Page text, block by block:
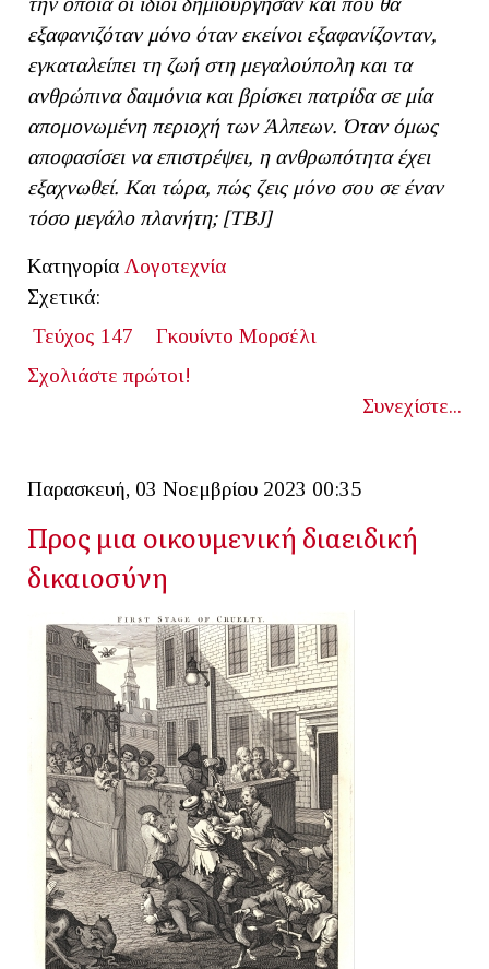
εξαφανιζόταν μόνο όταν εκείνοι εξαφανίζονταν,
εγκαταλείπει τη ζωή στη μεγαλούπολη και τα
ανθρώπινα δαιμόνια και βρίσκει πατρίδα σε μία
απομονωμένη περιοχή των Άλπεων. Όταν όμως
αποφασίσει να επιστρέψει, η ανθρωπότητα έχει
εξαχνωθεί. Και τώρα, πώς ζεις μόνο σου σε έναν
τόσο μεγάλο πλανήτη; [ΤΒJ]
Κατηγορία Λογοτεχνία
Σχετικά:
Τεύχος 147
Γκουίντο Μορσέλι
Σχολιάστε πρώτοι!
Συνεχίστε...
Παρασκευή, 03 Νοεμβρίου 2023 00:35
Προς μια οικουμενική διαειδική
δικαιοσύνη